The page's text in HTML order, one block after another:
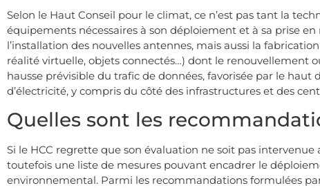
Selon le Haut Conseil pour le climat, ce n’est pas tant la
équipements nécessaires à son déploiement et à sa prise
l’installation des nouvelles antennes, mais aussi la
réalité virtuelle, objets connectés…) dont le renouvellement
hausse prévisible du trafic de données, favorisée par le
d’électricité, y compris du côté des infrastructures et des
Quelles sont les
Si le HCC regrette que son évaluation ne soit pas
toutefois une liste de mesures pouvant encadrer le
environnemental. Parmi les recommandations formulées